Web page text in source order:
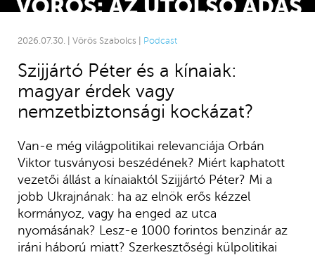
2026.07.30. | Vörös Szabolcs | Podcast
Szijjártó Péter és a kínaiak:
magyar érdek vagy
nemzetbiztonsági kockázat?
Van-e még világpolitikai relevanciája Orbán
Viktor tusványosi beszédének? Miért kaphatott
vezetői állást a kínaiaktól Szijjártó Péter? Mi a
jobb Ukrajnának: ha az elnök erős kézzel
kormányoz, vagy ha enged az utca
nyomásának? Lesz-e 1000 forintos benzinár az
iráni háború miatt? Szerkesztőségi külpolitikai